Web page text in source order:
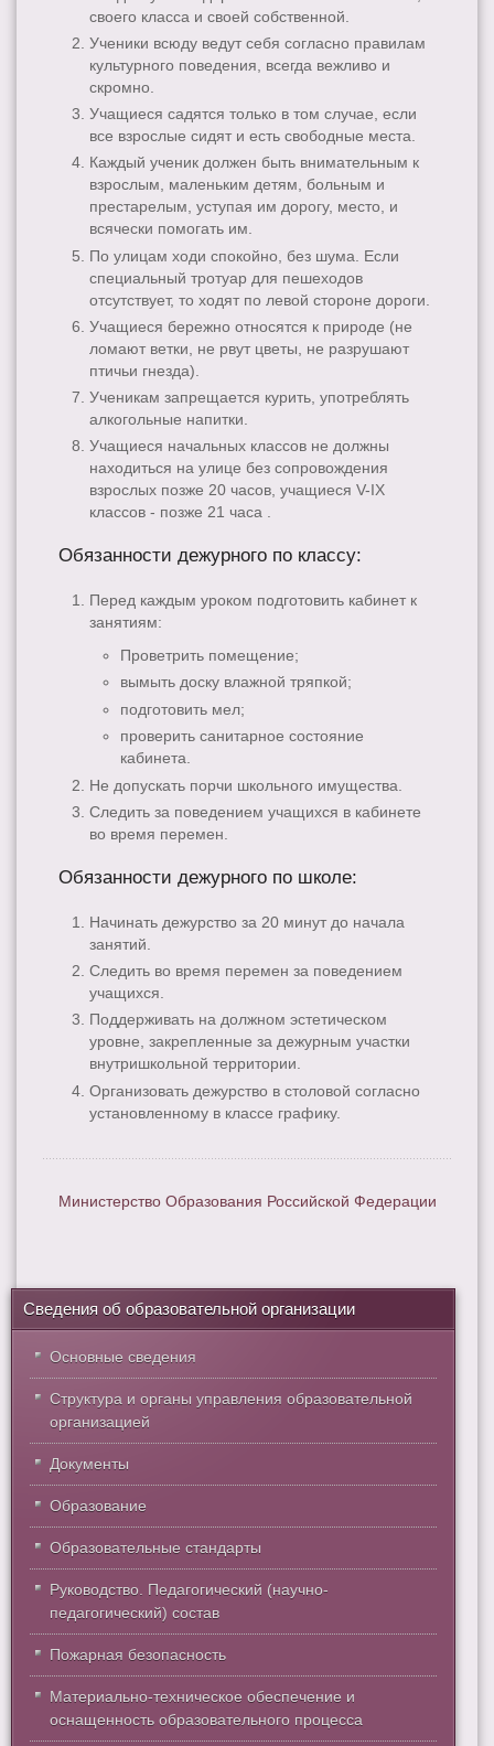
своего класса и своей собственной.
Ученики всюду ведут себя согласно правилам
культурного поведения, всегда вежливо и
скромно.
Учащиеся садятся только в том случае, если
все взрослые сидят и есть свободные места.
Каждый ученик должен быть внимательным к
взрослым, маленьким детям, больным и
престарелым, уступая им дорогу, место, и
всячески помогать им.
По улицам ходи спокойно, без шума. Если
специальный тротуар для пешеходов
отсутствует, то ходят по левой стороне дороги.
Учащиеся бережно относятся к природе (не
ломают ветки, не рвут цветы, не разрушают
птичьи гнезда).
Ученикам запрещается курить, употреблять
алкогольные напитки.
Учащиеся начальных классов не должны
находиться на улице без сопровождения
взрослых позже 20 часов, учащиеся V-IX
классов - позже 21 часа .
Обязанности дежурного по классу:
Перед каждым уроком подготовить кабинет к
занятиям:
Проветрить помещение;
вымыть доску влажной тряпкой;
подготовить мел;
проверить санитарное состояние
кабинета.
Не допускать порчи школьного имущества.
Следить за поведением учащихся в кабинете
во время перемен.
Обязанности дежурного по школе:
Начинать дежурство за 20 минут до начала
занятий.
Следить во время перемен за поведением
учащихся.
Поддерживать на должном эстетическом
уровне, закрепленные за дежурным участки
внутришкольной территории.
Организовать дежурство в столовой согласно
установленному в классе графику.
Министерство Образования Российской Федерации
Сведения об образовательной организации
Основные сведения
Структура и органы управления образовательной
организацией
Документы
Образование
Образовательные стандарты
Руководство. Педагогический (научно-
педагогический) состав
Пожарная безопасность
Материально-техническое обеспечение и
оснащенность образовательного процесса